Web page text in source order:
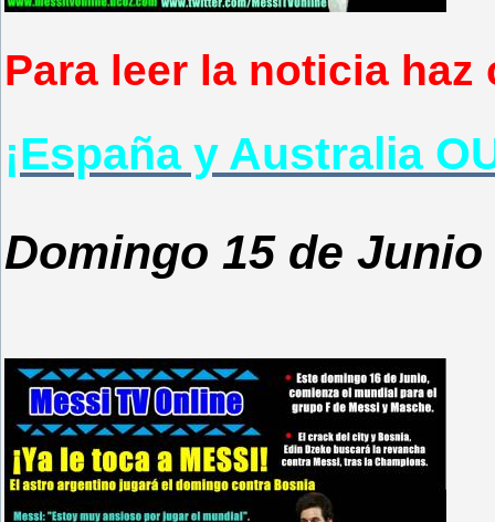
Para leer la noticia haz
¡España y Australia
Domingo 15 de Junio